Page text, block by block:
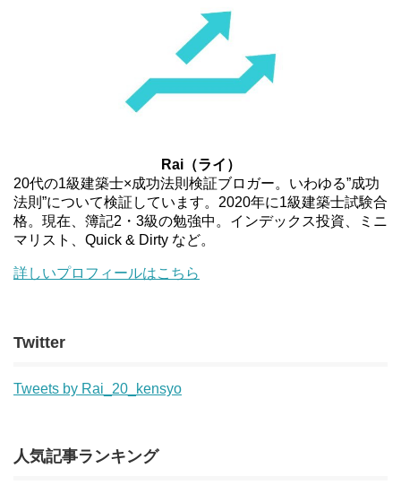
Rai（ライ）
20代の1級建築士×成功法則検証ブロガー。いわゆる”成功
法則”について検証しています。2020年に1級建築士試験合
格。現在、簿記2・3級の勉強中。インデックス投資、ミニ
マリスト、Quick & Dirty など。
詳しいプロフィールはこちら
Twitter
Tweets by Rai_20_kensyo
人気記事ランキング